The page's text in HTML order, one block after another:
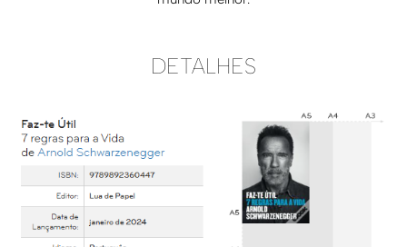
DETALHES